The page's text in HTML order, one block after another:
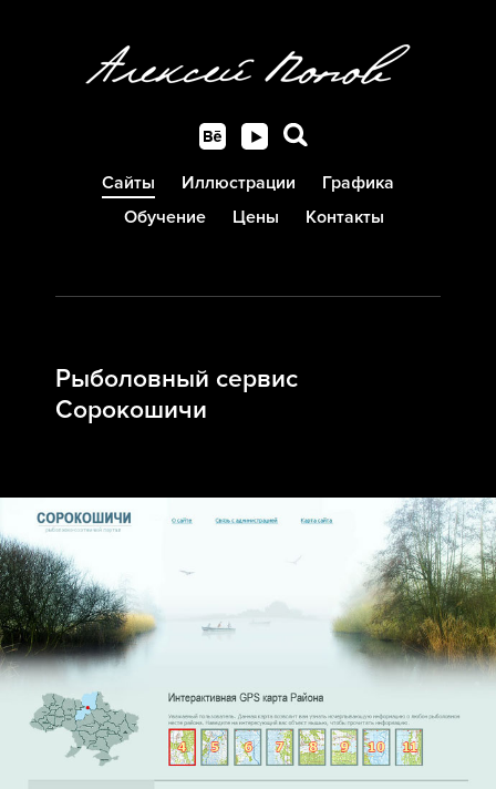
Сайты Иллюстрации
Графика
Обучение
Цены Контакты
Рыболовный сервис
Сорокошичи